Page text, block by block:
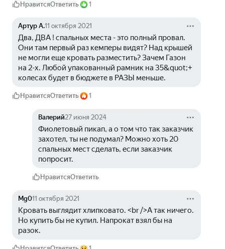
НравитсяОтветить 1
Артур А.11 октября 2021
Два, ДВА ! спальных места - это полный провал.
Они там первый раз кемперы видят? Над крышей
не могли еще кровать разместить? Зачем Газон
на 2-х. Любой упакованный рамник на 35&quot;+
колесах будет в бюджете в РАЗЫ меньше.
НравитсяОтветить 1
Валерий27 июня 2024
Фиолетовый пикап, а о том что так заказчик
захотел, ты не подумал? Можно хоть 20
спальных мест сделать, если заказчик
попросит.
НравитсяОтветить
Mg011 октября 2021
Кровать выглядит хлипковато. <br />А так ничего.
Но купить бы не купил. Напрокат взял бы на
разок.